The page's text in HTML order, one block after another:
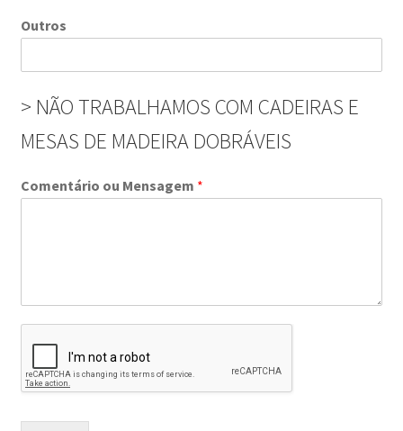
Outros
> NÃO TRABALHAMOS COM CADEIRAS E
MESAS DE MADEIRA DOBRÁVEIS
Comentário ou Mensagem *